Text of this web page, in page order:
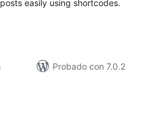
easily using shortcodes.
Probado con 7.0.2